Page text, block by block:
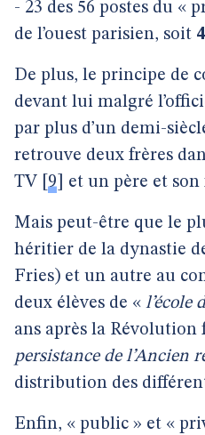
- 23 des 56 postes du «
de l’ouest parisien, soit
De plus, le principe de
devant lui malgré
par plus d’un demi-
retrouve deux frères
TV
9 et un père et
Mais peut-être que le
héritier de la dynastie
Fries) et un autre au
deux élèves de « l’école
ans après la
persistance de l’Ancien
distribution des
Enfin, « public » et «